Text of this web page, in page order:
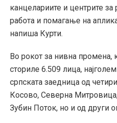
канцелариите и центрите за
работа и помагање на
напиша Курти.
Во рокот за нивна промена,
сториле 6.509 лица,
српската заедница од
Косово, Северна
Зубин Поток, но и од други